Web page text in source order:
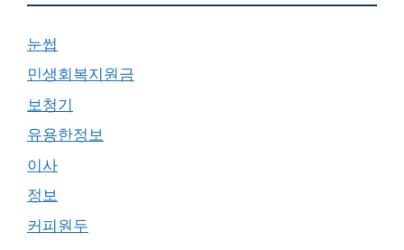
눈썹
민생회복지원금
보청기
유용한정보
이사
정보
커피원두